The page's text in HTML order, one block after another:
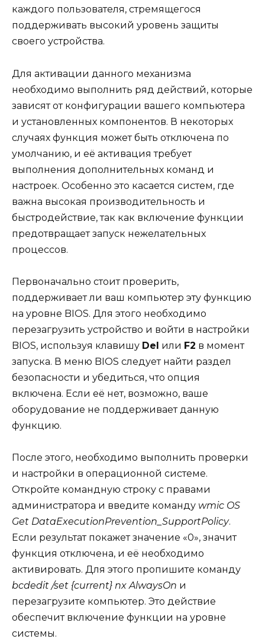
каждого пользователя, стремящегося
поддерживать высокий уровень защиты
своего устройства.
Для активации данного механизма
необходимо выполнить ряд действий, которые
зависят от конфигурации вашего компьютера
и установленных компонентов. В некоторых
случаях функция может быть отключена по
умолчанию, и её активация требует
выполнения дополнительных команд и
настроек. Особенно это касается систем, где
важна высокая производительность и
быстродействие, так как включение функции
предотвращает запуск нежелательных
процессов.
Первоначально стоит проверить,
поддерживает ли ваш компьютер эту функцию
на уровне BIOS. Для этого необходимо
перезагрузить устройство и войти в настройки
BIOS, используя клавишу Del или F2 в момент
запуска. В меню BIOS следует найти раздел
безопасности и убедиться, что опция
включена. Если её нет, возможно, ваше
оборудование не поддерживает данную
функцию.
После этого, необходимо выполнить проверки
и настройки в операционной системе.
Откройте командную строку с правами
администратора и введите команду wmic OS
Get DataExecutionPrevention_SupportPolicy.
Если результат покажет значение «0», значит
функция отключена, и её необходимо
активировать. Для этого пропишите команду
bcdedit /set {current} nx AlwaysOn и
перезагрузите компьютер. Это действие
обеспечит включение функции на уровне
системы.